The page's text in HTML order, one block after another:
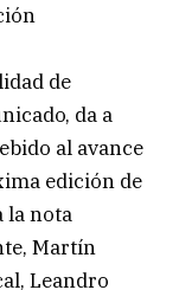
de
da a
al avance
edición de
la nota
Martín
Leandro